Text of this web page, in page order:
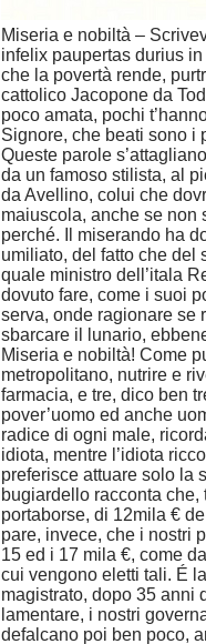
Miseria e nobiltà –
infelix paupertas durius
che la povertà rende,
cattolico Jacopone da
poco amata, pochi
Signore, che beati sono i
Queste parole
da un famoso stilista, al
da Avellino, colui che
maiuscola, anche se non
perché. Il miserando ha
umiliato, del fatto che del
quale ministro dell’itala
dovuto fare, come i suoi
serva, onde ragionare se
sbarcare il lunario,
Miseria e nobiltà! Come
metropolitano, nutrire e
farmacia, e tre, dico ben
pover’uomo ed anche
radice di ogni male,
idiota, mentre l’idiota
preferisce attuare solo la
bugiardello racconta
portaborse, di 12mila €
pare, invece, che i nostri
15 ed i 17 mila €, come
cui vengono eletti tali. É
magistrato, dopo 35 anni
lamentare, i nostri
defalcano poi ben poco,